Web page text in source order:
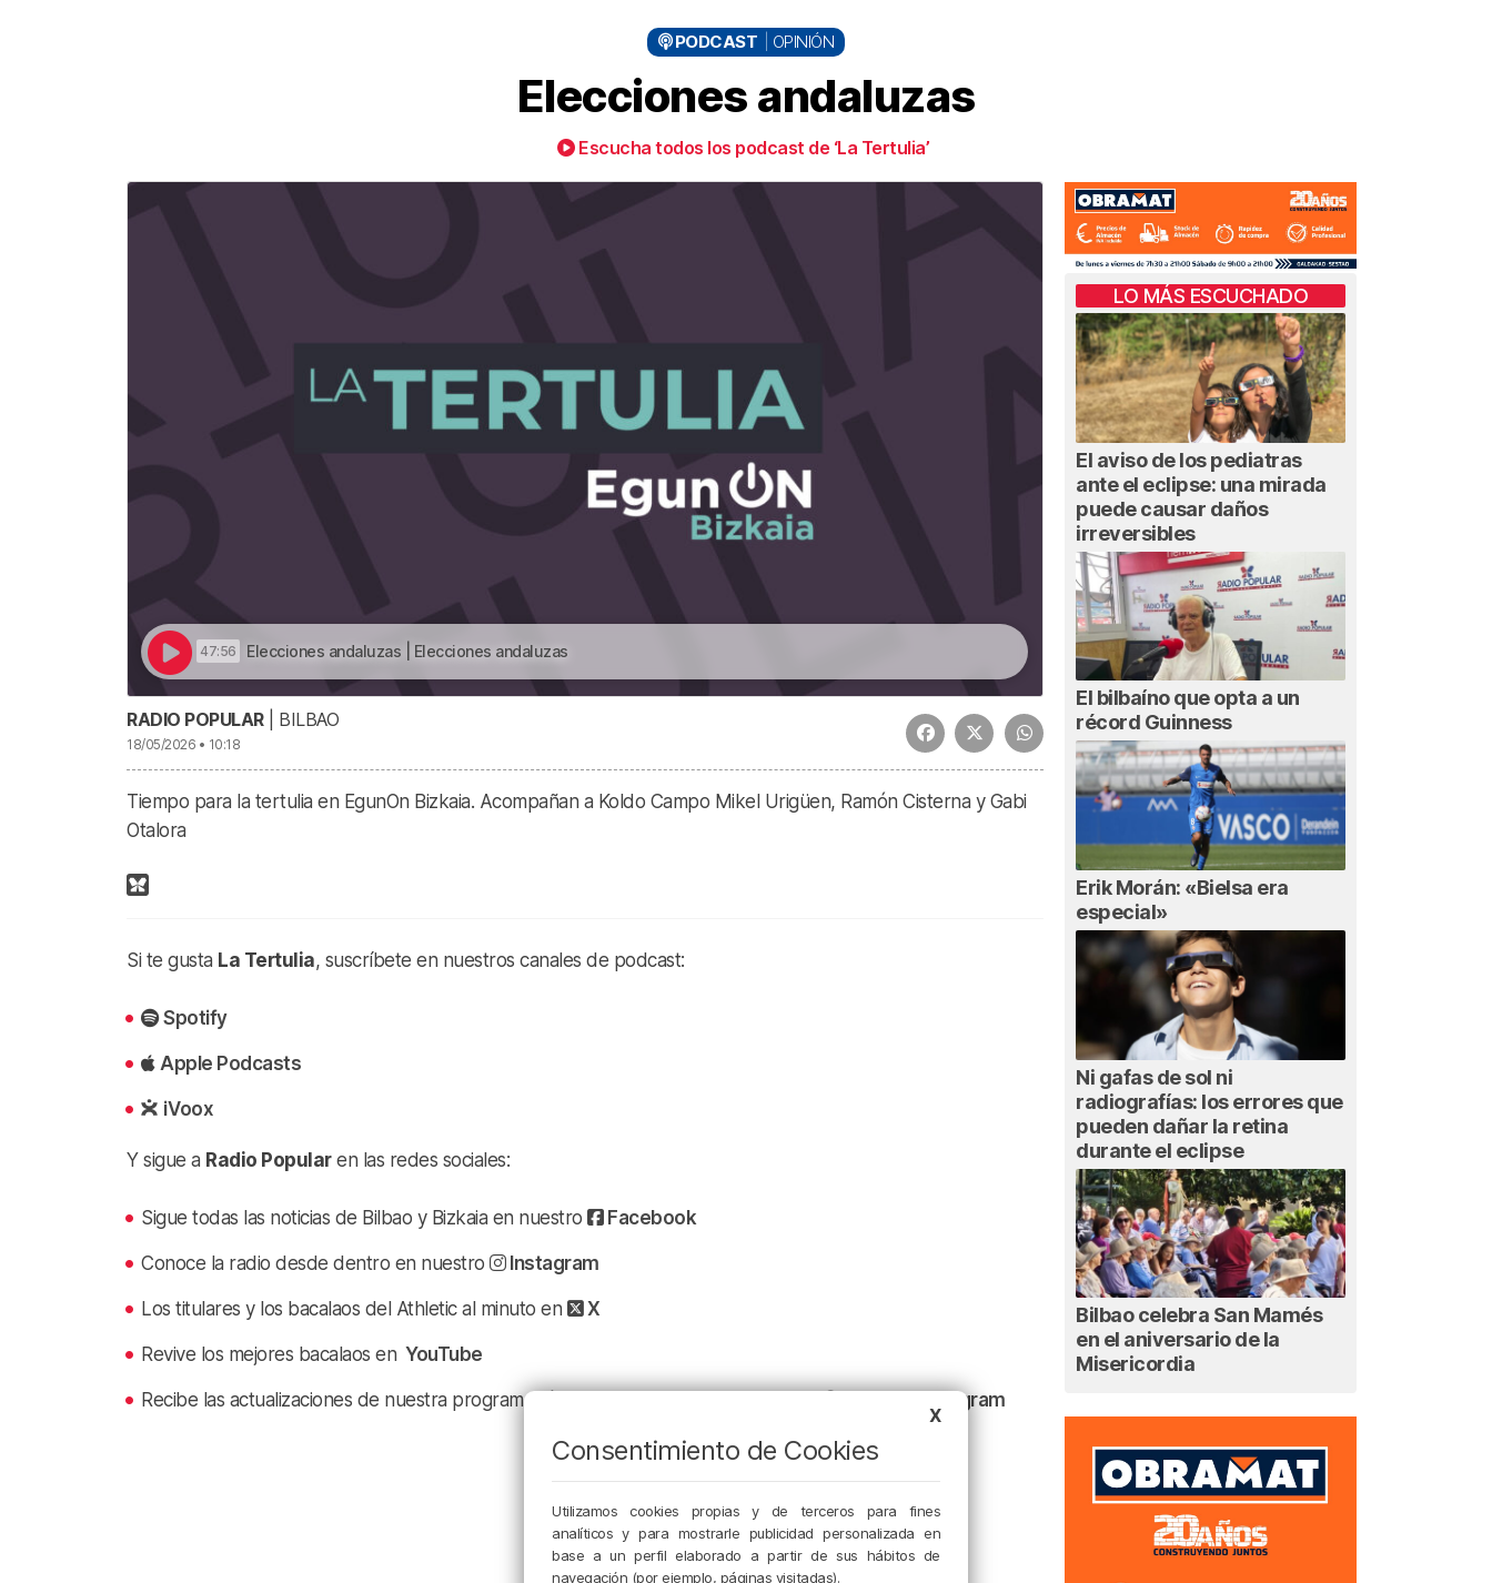
PODCAST OPINIÓN
Elecciones andaluzas
Escucha todos los podcast de ‘La Tertulia’
47:56 Elecciones andaluzas | Elecciones andaluzas
RADIO POPULAR| BILBAO
18/05/2026 • 10:18
Tiempo para la tertulia en EgunOn Bizkaia. Acompañan a Koldo Campo Mikel Urigüen, Ramón Cisterna y Gabi
Otalora
Si te gusta La Tertulia, suscríbete en nuestros canales de podcast:
Spotify
Apple Podcasts
iVoox
Y sigue a Radio Popularen las redes sociales:
Sigue todas las noticias de Bilbao y Bizkaia en nuestro Facebook
Conoce la radio desde dentro en nuestro Instagram
Los titulares y los bacalaos del Athletic al minuto en X
Revive los mejores bacalaos en YouTube
Recibe las actualizaciones de nuestra programación y nuestras noticias en nuestro canal de Telegram
LO MÁS ESCUCHADO
El aviso de los pediatras
ante el eclipse: una mirada
puede causar daños
irreversibles
El bilbaíno que opta a un
récord Guinness
Erik Morán: «Bielsa era
especial»
Ni gafas de sol ni
radiografías: los errores que
pueden dañar la retina
durante el eclipse
Bilbao celebra San Mamés
en el aniversario de la
Misericordia
X
Consentimiento de Cookies
Utilizamos cookies propias y de terceros para fines
analíticos y para mostrarle publicidad personalizada en
base a un perfil elaborado a partir de sus hábitos de
navegación (por ejemplo, páginas visitadas).